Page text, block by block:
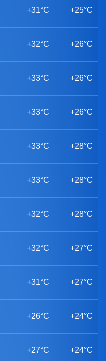
+31°C +25°C
+32°C +26°C
+33°C +26°C
+33°C +26°C
+33°C +28°C
+33°C +28°C
+32°C +28°C
+32°C +27°C
+31°C +27°C
+26°C +24°C
+27°C +24°C